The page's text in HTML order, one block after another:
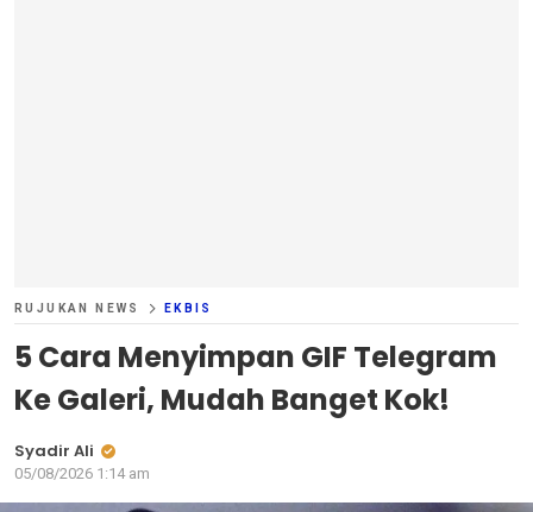
RUJUKAN NEWS EKBIS
5 Cara Menyimpan GIF Telegram
Ke Galeri, Mudah Banget Kok!
Syadir Ali
05/08/2026 1:14 am